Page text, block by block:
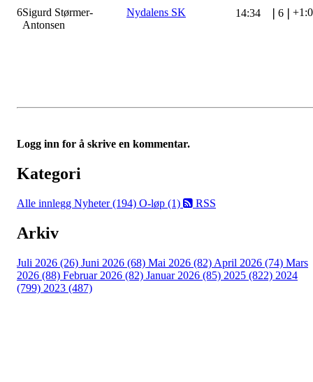
6Sigurd Størmer-
Antonsen
Nydalens SK 14:34 6
Logg inn for å skrive en kommentar.
Kategori
Alle innlegg Nyheter (194) O-løp (1) RSS
Arkiv
Juli 2026 (26) Juni 2026 (68) Mai 2026 (82) April 2026 (74) Mars
2026 (88) Februar 2026 (82) Januar 2026 (85) 2025 (822) 2024
(799) 2023 (487)